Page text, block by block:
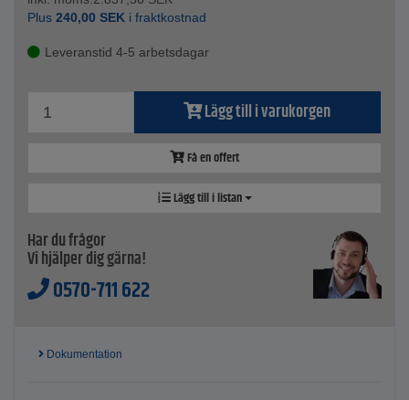
Plus 240,00 SEK i fraktkostnad
Leveranstid 4-5 arbetsdagar
Lägg till i varukorgen
Få en offert
Lägg till i listan
Har du frågor
Vi hjälper dig gärna!
0570-711 622
Dokumentation